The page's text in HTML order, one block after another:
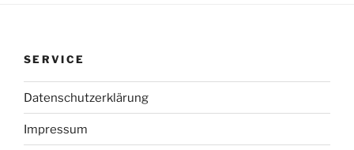
SERVICE
Datenschutzerklärung
Impressum